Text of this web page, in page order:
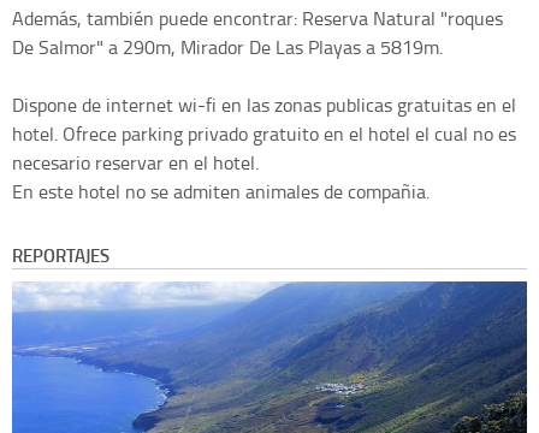
Además, también puede encontrar: Reserva Natural "roques
De Salmor" a 290m, Mirador De Las Playas a 5819m.
Dispone de internet wi-fi en las zonas publicas gratuitas en el
hotel. Ofrece parking privado gratuito en el hotel el cual no es
necesario reservar en el hotel.
En este hotel no se admiten animales de compañia.
REPORTAJES